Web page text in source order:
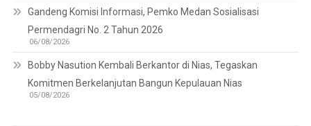
Gandeng Komisi Informasi, Pemko Medan Sosialisasi
Permendagri No. 2 Tahun 2026
06/08/2026
Bobby Nasution Kembali Berkantor di Nias, Tegaskan
Komitmen Berkelanjutan Bangun Kepulauan Nias
05/08/2026